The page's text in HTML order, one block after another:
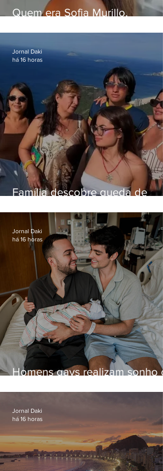
Quem era Sofia Murillo,
em queda de helicóptero no
Família descobre queda de
enquanto aguardava segundo
voo
Jornal Daki
há 16 horas
Homens gays realizam sonho
paternidade
Jornal Daki
há 16 horas
Jornal Daki
há 16 horas